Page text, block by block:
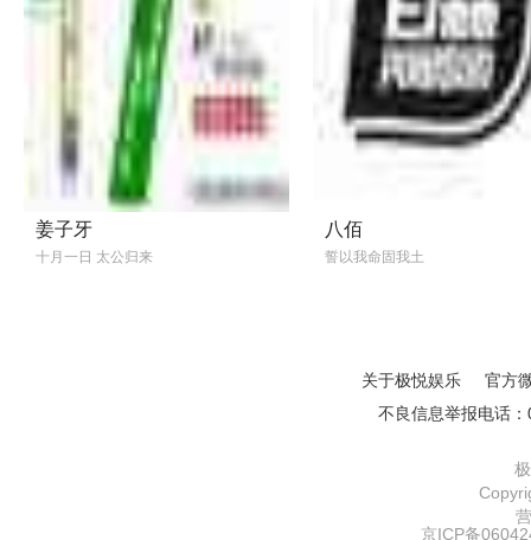
姜子牙
十月一日 太公归来
八佰
誓以我命固我土
关于极悦娱乐
官方
不良信息举报电话
京ICP备